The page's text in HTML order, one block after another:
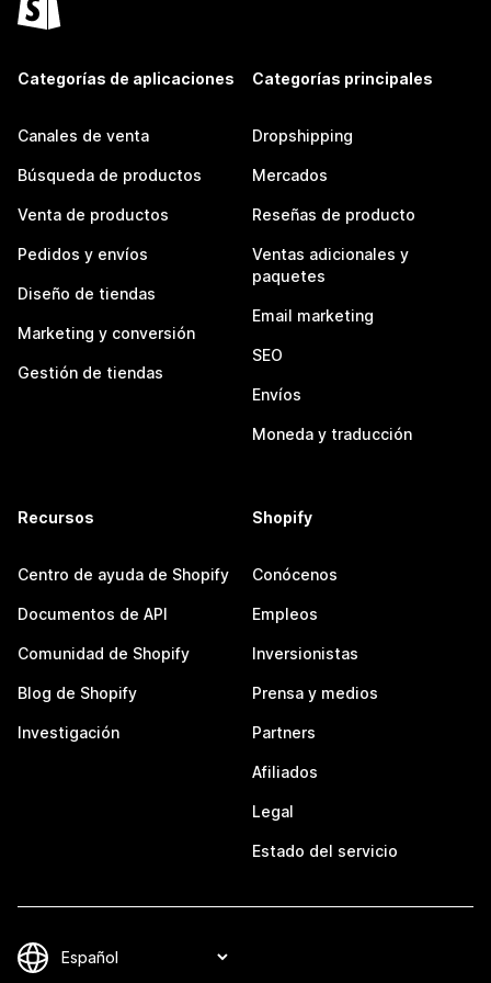
Categorías de aplicaciones
Canales de venta
Búsqueda de productos
Venta de productos
Pedidos y envíos
Diseño de tiendas
Marketing y conversión
Gestión de tiendas
Categorías principales
Dropshipping
Mercados
Reseñas de producto
Ventas adicionales y
paquetes
Email marketing
SEO
Envíos
Moneda y traducción
Recursos
Centro de ayuda de Shopify
Documentos de API
Comunidad de Shopify
Blog de Shopify
Investigación
Shopify
Conócenos
Empleos
Inversionistas
Prensa y medios
Partners
Afiliados
Legal
Estado del servicio